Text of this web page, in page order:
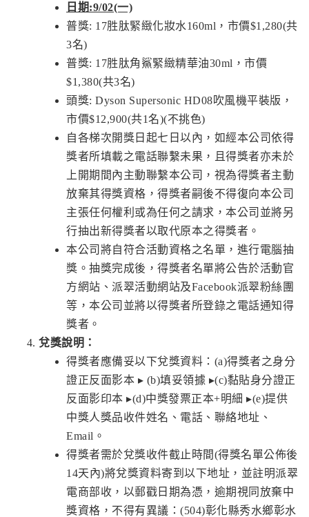
日期:9/02(一)
普獎: 17胜肽緊緻化妝水160ml，市價$1,280(共
3名)
普獎: 17胜肽角鯊緊緻精華油30ml，市價
$1,380(共3名)
頭獎: Dyson Supersonic HD08吹風機平裝版，
市價$12,900(共1名)(不挑色)
自各梯次開獎日起七日以內，如經本公司依得
獎者所填載之電話聯繫未果，且得獎者亦未於
上開期間內主動聯繫本公司，視為得獎者主動
放棄其得獎資格，得獎者嗣後不得復向本公司
主張任何權利或為任何之請求，本公司並將另
行抽出新得獎者以取代原本之得獎者。
本公司將自符合活動資格之名單，進行電腦抽
獎。抽獎完成後，得獎者名單將公告於活動官
方網站、派翠活動網站及Facebook派翠粉絲團
等，本公司並將以得獎者所登錄之電話通知得
獎者。
兌獎說明：
得獎者應備妥以下兌獎資料：(a)得獎者之身分
證正反面影本 ▸ (b)填妥領據 ▸(c)黏貼身分證正
反面影印本 ▸(d)中獎發票正本+明細 ▸(e)提供
中獎人獎品收件姓名、電話、聯絡地址、
Email。
得獎者需於兌獎收件截止時間(得獎名單公佈後
14天內)將兌獎資料寄到以下地址，並註明派翠
電商部收，以郵戳日期為憑，逾期視同放棄中
獎資格，不得有異議：(504)彰化縣秀水鄉彰水